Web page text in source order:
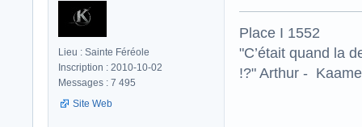
Lieu : Sainte Féréole
Inscription : 2010-10-02
Messages : 7 495
Site Web
Place I 1552
"C’était quand la
!?" Arthur -